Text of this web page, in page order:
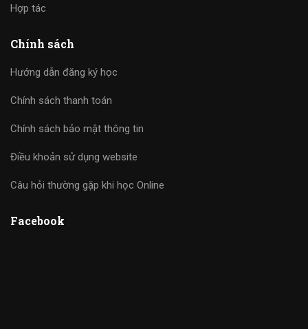
Hợp tác
Chính sách
Hướng dẫn đăng ký học
Chính sách thanh toán
Chính sách bảo mật thông tin
Điều khoản sử dụng website
Câu hỏi thường gặp khi học Online
Facebook